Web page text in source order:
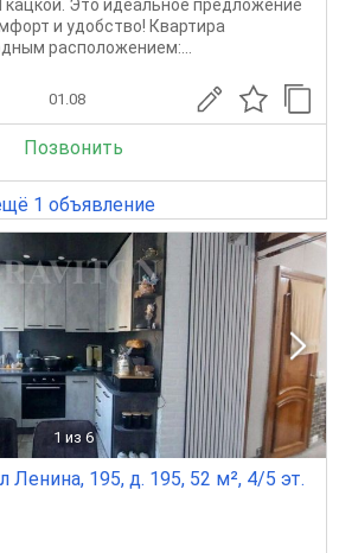
Это идеальное предложение
и удобство! Квартира
расположением:...
01.08
Позвонить
1 объявление
1 из 6
Ленина, 195, д. 195, 52 м², 4/5 эт.